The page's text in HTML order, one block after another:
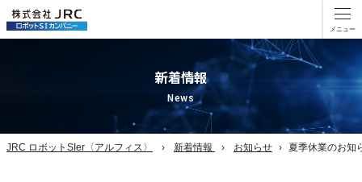
新着情報
News
JRC ロボットSIer〈アルフィス〉 新着情報 お知らせ 夏季休業のお